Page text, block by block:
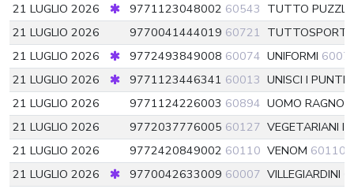
21 LUGLIO 2026
9771123048002 60543 TUTTO
21 LUGLIO 2026
9770041444019 60721 TUTTOSPORT
21 LUGLIO 2026
9772493849008 60074 UNIFORMI
21 LUGLIO 2026
9771123446341 60013 UNISCI I
21 LUGLIO 2026
9771124226003 60894 UOMO RAGNO
21 LUGLIO 2026
9772037776005 60127 VEGETARIANI
21 LUGLIO 2026
9772420849002 60110 VENOM 60110
21 LUGLIO 2026
9770042633009 60007 VILLEGIARDINI